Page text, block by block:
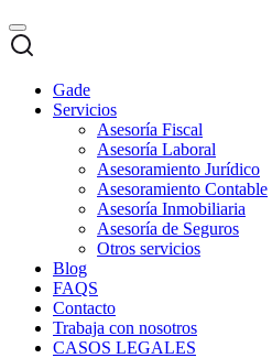
Gade
Servicios
Asesoría Fiscal
Asesoría Laboral
Asesoramiento Jurídico
Asesoramiento Contable
Asesoría Inmobiliaria
Asesoría de Seguros
Otros servicios
Blog
FAQS
Contacto
Trabaja con nosotros
CASOS LEGALES